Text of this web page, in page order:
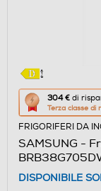
304 € di
Terza classe di
Questa
azione
aprirà
il
Calcolatore
di
FRIGORIFERI DA
SAMSUNG -
DISPONIBILE